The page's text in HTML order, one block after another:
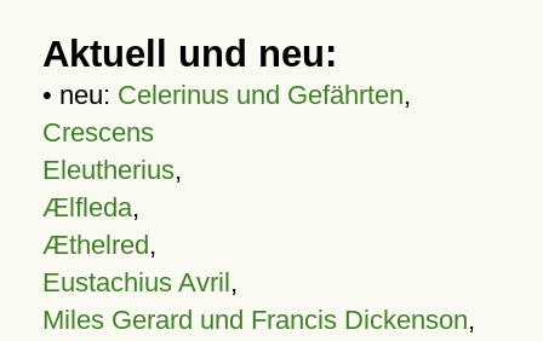
Aktuell und neu:
• neu: Celerinus und Gefährten,
Crescens
Eleutherius,
Ælfleda,
Æthelred,
Eustachius Avril,
Miles Gerard und Francis Dickenson,